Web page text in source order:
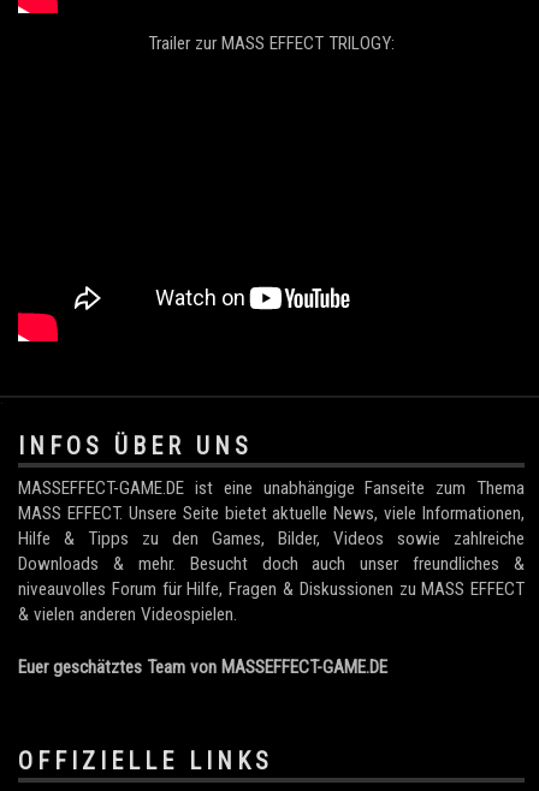
Trailer zur MASS EFFECT TRILOGY:
.
INFOS ÜBER UNS
MASSEFFECT-GAME.DE ist eine unabhängige Fanseite zum Thema
MASS EFFECT. Unsere Seite bietet aktuelle News, viele Informationen,
Hilfe & Tipps zu den Games, Bilder, Videos sowie zahlreiche
Downloads & mehr. Besucht doch auch unser freundliches &
niveauvolles Forum für Hilfe, Fragen & Diskussionen zu MASS EFFECT
& vielen anderen Videospielen.
Euer geschätztes Team von MASSEFFECT-GAME.DE
OFFIZIELLE LINKS